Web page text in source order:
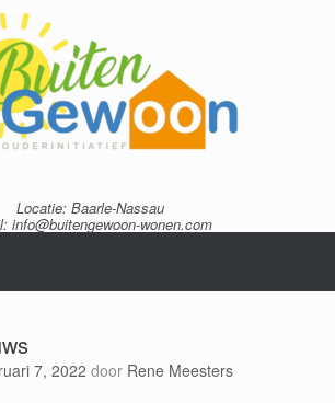
Locatie: Baarle-Nassau
info@buitengewoon-wonen.com
7, 2022 door Rene Meesters